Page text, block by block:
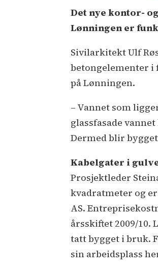
Det nye kontor-
Lønningen er
Sivilarkitekt Ulf
betongelementer i
på Lønningen.
– Vannet som
glassfasade
Dermed blir
Kabelgater i
Prosjektleder
kvadratmeter og
AS.
årsskiftet 2009/10.
tatt bygget i bruk.
sin arbeidsplass